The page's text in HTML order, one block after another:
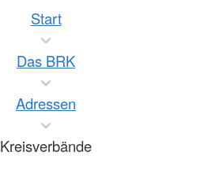
Start
Das BRK
Adressen
Kreisverbände